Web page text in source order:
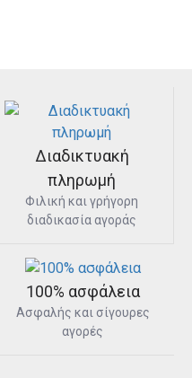
Διαδικτυακή
πληρωμή
Φιλική και γρήγορη
διαδικασία αγοράς
100% ασφάλεια
Ασφαλής και σίγουρες
αγορές